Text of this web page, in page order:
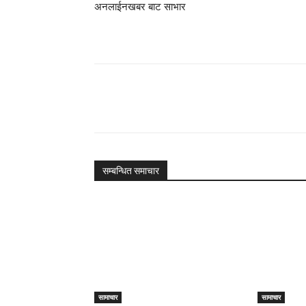
अनलाईनखबर बाट साभार
सम्बन्धित समाचार
सामाचार सामाचार